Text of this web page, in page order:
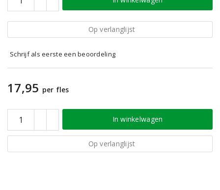
Op verlanglijst
Schrijf als eerste een beoordeling
17,95 per fles
In winkelwagen
Op verlanglijst